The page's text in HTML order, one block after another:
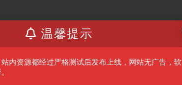
温馨提示
内资源都经过严格测试后发布上线，网站无广告，软